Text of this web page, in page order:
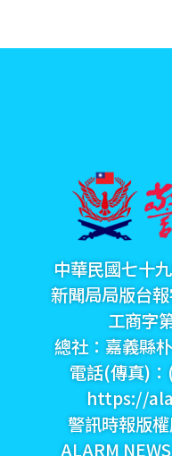
中華民國七十
新聞局局版台
工商字
總社：嘉義縣
電話(傳真)
https://
警訊時報版
ALARM